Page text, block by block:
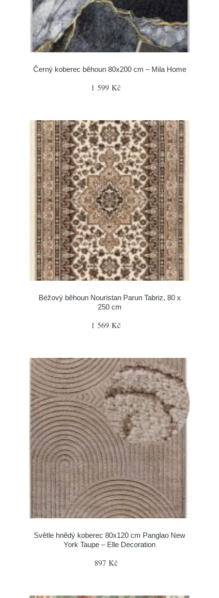
Černý koberec běhoun 80x200 cm – Mila Home
1 599 Kč
Béžový běhoun Nouristan Parun Tabriz, 80 x
250 cm
1 569 Kč
Světle hnědý koberec 80x120 cm Panglao New
York Taupe – Elle Decoration
897 Kč